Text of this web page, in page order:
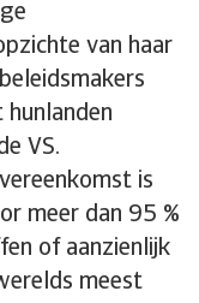
van haar
VS.
is
meer dan 95 %
of aanzienlijk
meest